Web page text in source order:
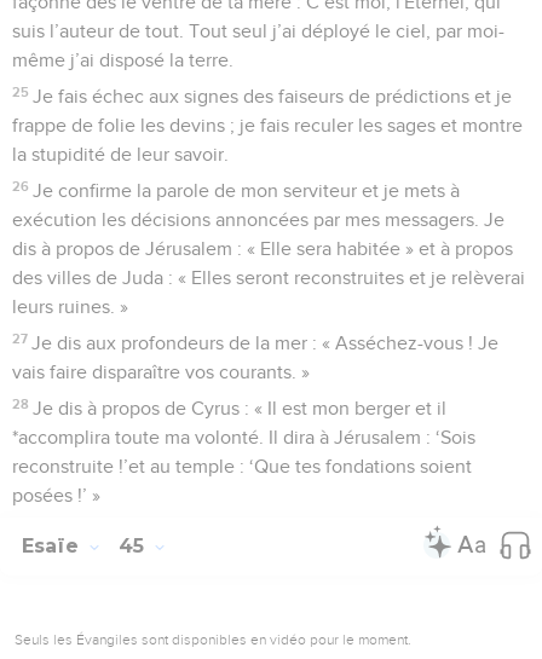
suis l’auteur de tout. Tout seul j’ai déployé le ciel, par moi-
même j’ai disposé la terre.
25 Je fais échec aux signes des faiseurs de prédictions et je
frappe de folie les devins ; je fais reculer les sages et montre
la stupidité de leur savoir.
26 Je confirme la parole de mon serviteur et je mets à
exécution les décisions annoncées par mes messagers. Je
dis à propos de Jérusalem : « Elle sera habitée » et à propos
des villes de Juda : « Elles seront reconstruites et je relèverai
leurs ruines. »
27 Je dis aux profondeurs de la mer : « Asséchez-vous ! Je
vais faire disparaître vos courants. »
28 Je dis à propos de Cyrus : « Il est mon berger et il
*accomplira toute ma volonté. Il dira à Jérusalem : ‘Sois
reconstruite !’et au temple : ‘Que tes fondations soient
posées !’ »
Esaïe 45
Seuls les Évangiles sont disponibles en vidéo pour le moment.